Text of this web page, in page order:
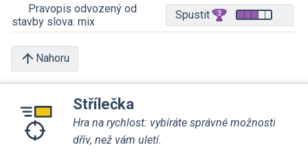
Pravopis odvozený od
stavby slova: mix
Spustit
Nahoru
Střílečka
Hra na rychlost: vybíráte správné možnosti
dřív, než vám uletí.